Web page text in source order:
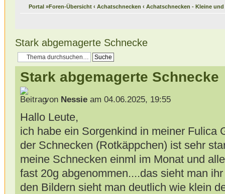
Portal»Foren-Übersicht ‹ Achatschnecken ‹ Achatschnecken - Kleine
Stark abgemagerte Schnecke
Stark abgemagerte Schnecke
von Nessieam 04.06.2025, 19:55
Hallo Leute,
ich habe ein Sorgenkind in meiner Fulica
der Schnecken (Rotkäppchen) ist sehr
meine Schnecken einml im Monat und
fast 20g abgenommen....das sieht man
den Bildern sieht man deutlich wie klein